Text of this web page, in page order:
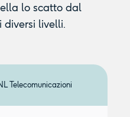
lo scatto dal
diversi livelli.
Telecomunicazioni